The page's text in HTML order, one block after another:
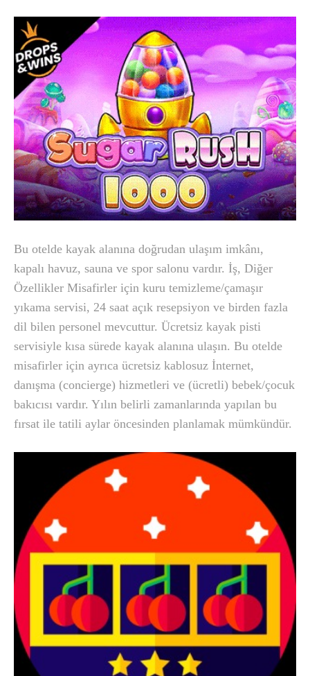
Bu otelde kayak alanına doğrudan ulaşım imkânı,
kapalı havuz, sauna ve spor salonu vardır. İş, Diğer
Özellikler Misafirler için kuru temizleme/çamaşır
yıkama servisi, 24 saat açık resepsiyon ve birden fazla
dil bilen personel mevcuttur. Ücretsiz kayak pisti
servisiyle kısa sürede kayak alanına ulaşın. Bu otelde
misafirler için ayrıca ücretsiz kablosuz İnternet,
danışma (concierge) hizmetleri ve (ücretli) bebek/çocuk
bakıcısı vardır. Yılın belirli zamanlarında yapılan bu
fırsat ile tatili aylar öncesinden planlamak mümkündür.